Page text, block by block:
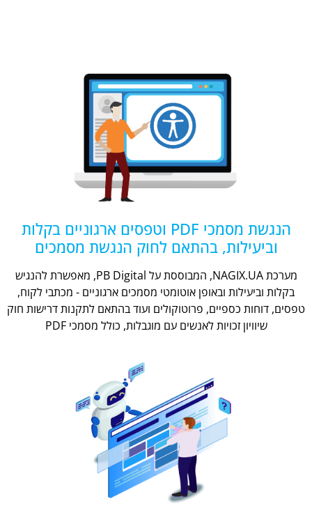
הנגשת מסמכי PDF וטפסים ארגוניים בקלות
וביעילות, בהתאם לחוק הנגשת מסמכים
מערכת NAGIX.UA, המבוססת על PB Digital, מאפשרת להנגיש
בקלות וביעילות ובאופן אוטומטי מסמכים ארגוניים - מכתבי לקוח,
טפסים, דוחות כספיים, פרוטוקולים ועוד בהתאם לתקנות דרישות חוק
שיוויון זכויות לאנשים עם מוגבלות, כולל מסמכי PDF